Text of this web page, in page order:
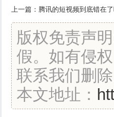
上一篇： 腾讯的短视频到底错在
版权免责声
假。如有侵
联系我们删除
本文地址：